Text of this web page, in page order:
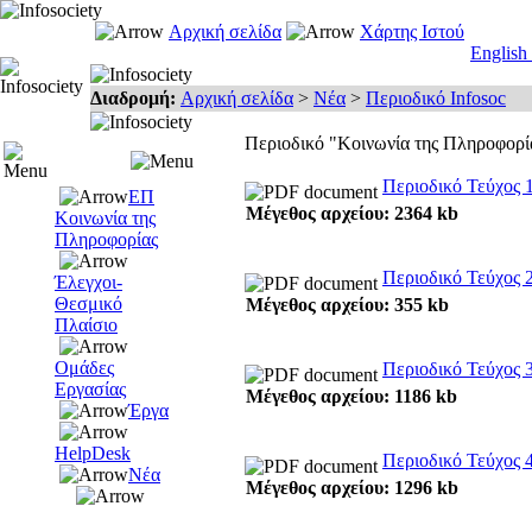
Αρχική σελίδα
Χάρτης Ιστού
English
Διαδρομή: Αρχική σελίδα > Νέα > Περιοδικό Infosoc
ΕΠ
Κοινωνία της
Πληροφορίας
Έλεγχοι-
Θεσμικό
Πλαίσιο
Ομάδες
Εργασίας
Έργα
HelpDesk
Νέα
Περιοδικό "Κοινωνία της
Περιοδικό Τεύχος
Μέγεθος αρχείου: 2364 kb
Περιοδικό Τεύχος
Μέγεθος αρχείου: 355 kb
Περιοδικό Τεύχος
Μέγεθος αρχείου: 1186 kb
Περιοδικό Τεύχος
Μέγεθος αρχείου: 1296 kb